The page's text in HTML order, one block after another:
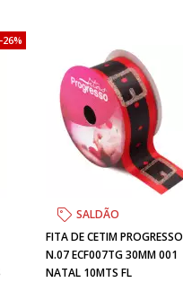
26%
SALDÃO
FITA DE CETIM PROGRESSO
N.07 ECF007TG 30MM 001
NATAL 10MTS FL